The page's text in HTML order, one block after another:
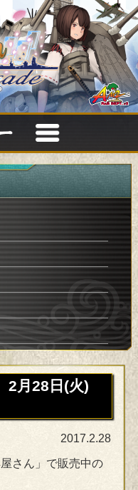
2月28日(火)
2017.2.28
さん」で販売中の